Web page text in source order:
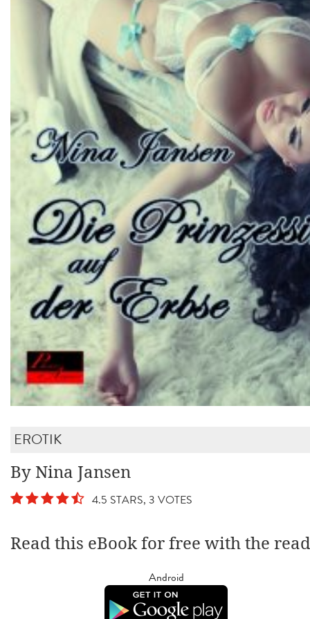
EROTIK
By Nina Jansen
4.5 STARS, 3 VOTES
Read this eBook for free with the
Android